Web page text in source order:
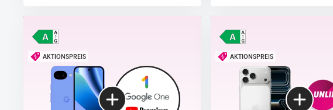
AKTIONSPREIS AKTIONSPREIS